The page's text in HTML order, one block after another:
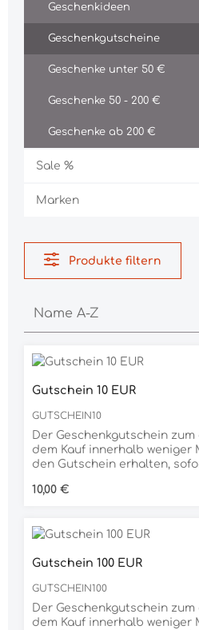
Geschenkideen
Geschenkgutscheine
Geschenke unter 50 €
Geschenke 50 - 200 €
Geschenke ab 200 €
Sale %
Marken
Produkte filtern
Gutschein 10 EUR
GUTSCHEIN10
Der Geschenkgutschein
dem Kauf innerhalb weniger
den Gutschein erhalten,
unterschiedlichen Produkten
Regulärer Preis:
10,00 €
Gutschein 100 EUR
GUTSCHEIN100
Der Geschenkgutschein
dem Kauf innerhalb weniger